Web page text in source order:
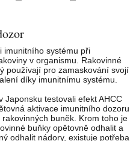
imunitního systému při
v organismu. Rakovinné
používají pro zamaskování svojí
díky imunitnímu systému.
Japonsku testovali efekt AHCC
aktivace imunitního dozoru
buněk. Krom toho je
buňky opětovně odhalit a
odhalit nádory, existuje potřeba